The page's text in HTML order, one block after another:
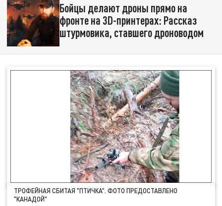
Бойцы делают дроны прямо на
фронте на 3D-принтерах: Рассказ
штурмовика, ставшего дроноводом
ТРОФЕЙНАЯ СБИТАЯ "ПТИЧКА". ФОТО ПРЕДОСТАВЛЕНО
"КАНАДОЙ"